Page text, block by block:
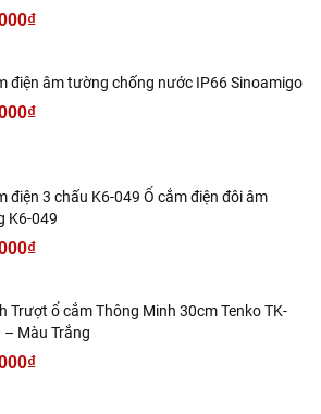
điện âm tường chống nước IP66 Sinoamigo
điện 3 chấu K6-049 Ổ cắm điện đôi âm
K6-049
Trượt ổ cắm Thông Minh 30cm Tenko TK-
– Màu Trắng